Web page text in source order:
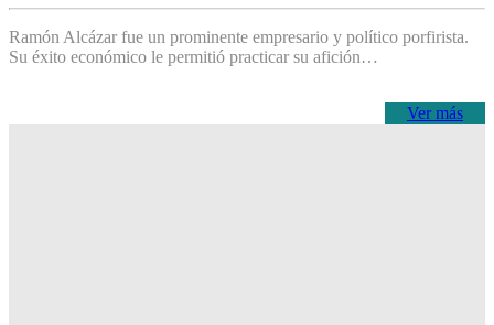
Ramón Alcázar fue un prominente empresario y político porfirista.
Su éxito económico le permitió practicar su afición…
Ver más